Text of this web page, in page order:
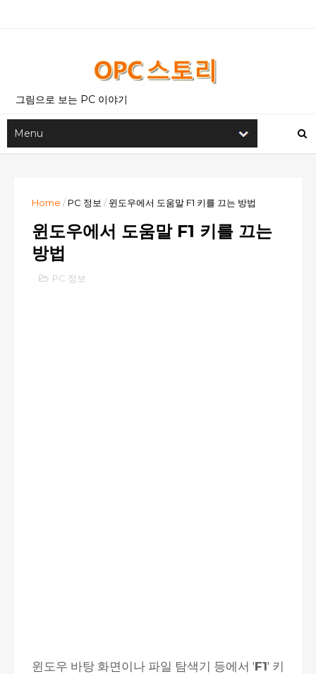
그림으로 보는 PC 이야기
Home / PC 정보 / 윈도우에서 도움말 F1 키를 끄는 방법
윈도우에서 도움말 F1 키를 끄는
방법
PC 정보
윈도우 바탕 화면이나 파일 탐색기 등에서 'F1' 키